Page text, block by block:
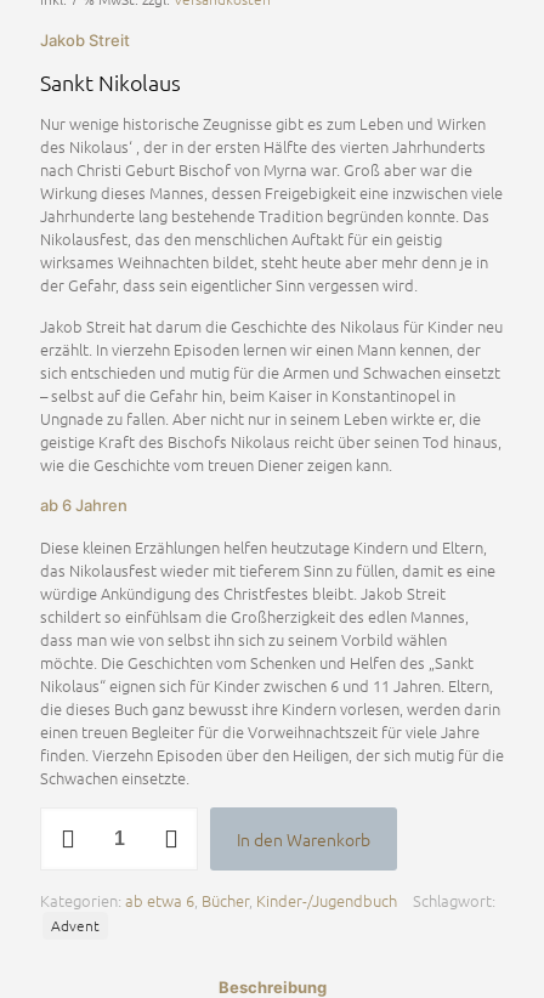
Jakob Streit
Sankt Nikolaus
Nur wenige historische Zeugnisse gibt es zum Leben und Wirken
des Nikolaus‘ , der in der ersten Hälfte des vierten Jahrhunderts
nach Christi Geburt Bischof von Myrna war. Groß aber war die
Wirkung dieses Mannes, dessen Freigebigkeit eine inzwischen viele
Jahrhunderte lang bestehende Tradition begründen konnte. Das
Nikolausfest, das den menschlichen Auftakt für ein geistig
wirksames Weihnachten bildet, steht heute aber mehr denn je in
der Gefahr, dass sein eigentlicher Sinn vergessen wird.
Jakob Streit hat darum die Geschichte des Nikolaus für Kinder neu
erzählt. In vierzehn Episoden lernen wir einen Mann kennen, der
sich entschieden und mutig für die Armen und Schwachen einsetzt
– selbst auf die Gefahr hin, beim Kaiser in Konstantinopel in
Ungnade zu fallen. Aber nicht nur in seinem Leben wirkte er, die
geistige Kraft des Bischofs Nikolaus reicht über seinen Tod hinaus,
wie die Geschichte vom treuen Diener zeigen kann.
ab 6 Jahren
Diese kleinen Erzählungen helfen heutzutage Kindern und Eltern,
das Nikolausfest wieder mit tieferem Sinn zu füllen, damit es eine
würdige Ankündigung des Christfestes bleibt. Jakob Streit
schildert so einfühlsam die Großherzigkeit des edlen Mannes,
dass man wie von selbst ihn sich zu seinem Vorbild wählen
möchte. Die Geschichten vom Schenken und Helfen des „Sankt
Nikolaus“ eignen sich für Kinder zwischen 6 und 11 Jahren. Eltern,
die dieses Buch ganz bewusst ihre Kindern vorlesen, werden darin
einen treuen Begleiter für die Vorweihnachtszeit für viele Jahre
finden. Vierzehn Episoden über den Heiligen, der sich mutig für die
Schwachen einsetzte.
In den Warenkorb
Alternative:
Kategorien: ab etwa 6, Bücher, Kinder-/Jugendbuch Schlagwort:
Advent
Beschreibung